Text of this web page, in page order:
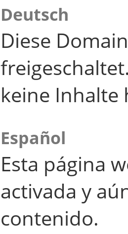
Deutsch
Diese
keine Inhalte
Español
Esta página
activada y
contenido.